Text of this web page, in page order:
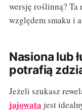
wersję roślinną? Ta
względem smaku i
Nasiona lub
potrafią
Jeżeli szukasz
jajowata jest